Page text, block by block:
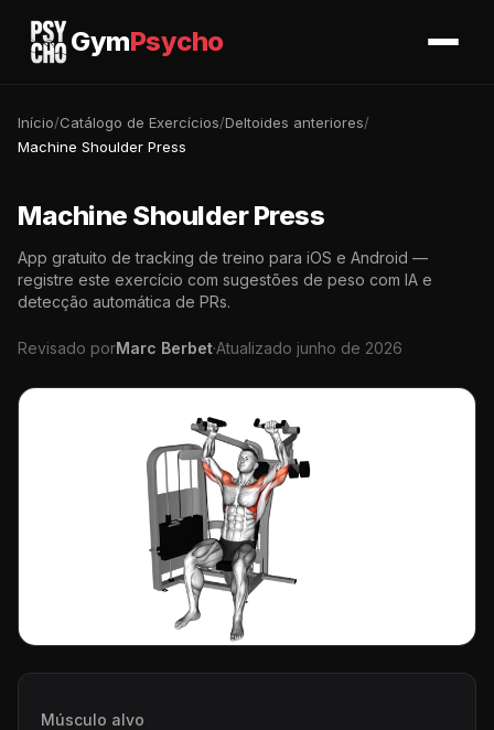
GymPsycho
Início/Catálogo de Exercícios/Deltoides anteriores/
Machine Shoulder Press
Machine Shoulder Press
App gratuito de tracking de treino para iOS e Android —
registre este exercício com sugestões de peso com IA e
detecção automática de PRs.
Revisado porMarc Berbet·Atualizado junho de 2026
Músculo alvo